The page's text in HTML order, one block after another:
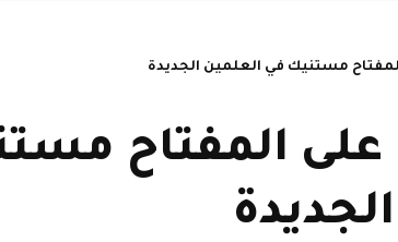
مستنيك في العلمين الجديدة
المفتاح